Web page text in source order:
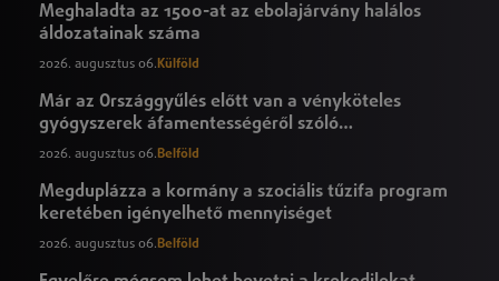
Meghaladta az 1500-at az ebolajárvány halálos
áldozatainak száma
2026. augusztus 06. Külföld
Már az Országgyűlés előtt van a vényköteles
gyógyszerek áfamentességéről szóló
törvényjavaslat
2026. augusztus 06.Belföld
Megduplázza a kormány a szociális tűzifa program
keretében igényelhető mennyiséget
2026. augusztus 06.Belföld